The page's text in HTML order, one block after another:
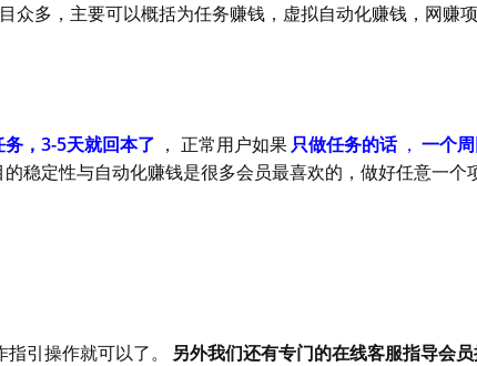
众多，主要可以概括为任务赚钱，虚拟自动化赚钱，网赚项
，3-5天就回本了 ， 正常用户如果只做任务的话 ， 一个
的稳定性与自动化赚钱是很多会员最喜欢的，做好任意一个
指引操作就可以了。
另外我们还有专门的在线客服指导会